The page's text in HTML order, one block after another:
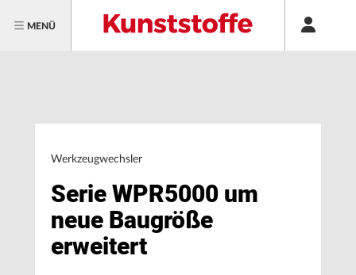
MENÜ
Werkzeugwechsler
Serie WPR5000 um
neue Baugröße
erweitert